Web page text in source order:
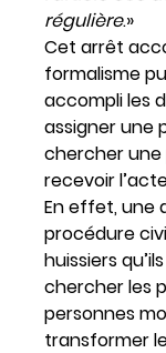
régulière.»
Cet arrêt
formalisme
accompli les
assigner une
chercher une
recevoir
En effet, une
procédure
huissiers
chercher les
personnes
transformer